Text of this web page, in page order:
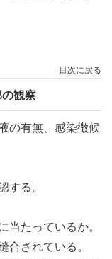
目次に戻る
観察
の有無、感染徴候
する。
当たっているか。
合されている。